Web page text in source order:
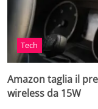
Tech
Amazon taglia il
wireless da 15W